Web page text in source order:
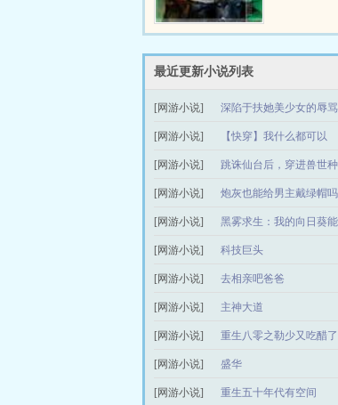
的神秘晶石
最近更新小说列表
[网游小说] 深陷于扶她美少女的辱
之中（NP 高H）
[网游小说] 【快穿】我什么都可以
[网游小说] 跳诛仙台后，穿进兽世
当稀有神兽np
[网游小说] 炮灰也能给男主戴绿帽
[网游小说] 黑雾求生：我的向日葵
[网游小说] 科技巨头
[网游小说] 去相亲吧爸爸
[网游小说] 主神大道
[网游小说] 重生八零之勒少又吃醋了
[网游小说] 盛华
[网游小说] 重生五十年代有空间